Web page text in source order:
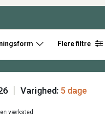
Flere filtre
Varighed: 5 dage
værksted